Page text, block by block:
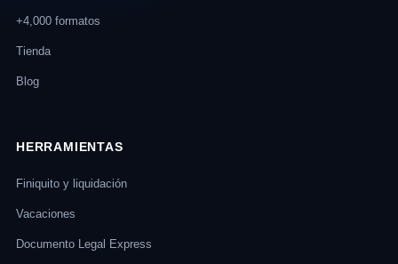
+4,000 formatos
Tienda
Blog
HERRAMIENTAS
Finiquito y liquidación
Vacaciones
Documento Legal Express